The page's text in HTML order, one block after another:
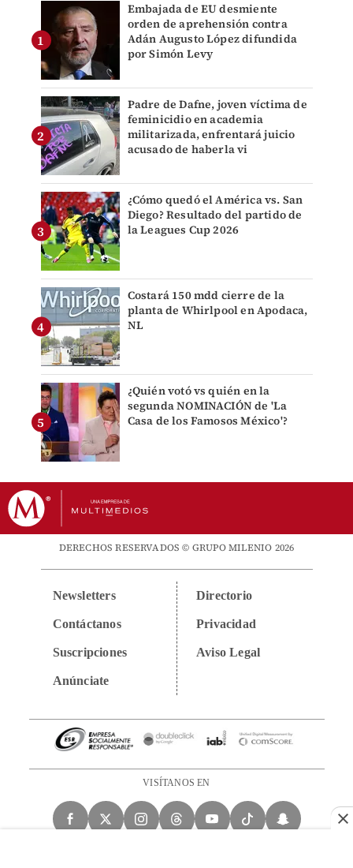
Embajada de EU desmiente
orden de aprehensión contra
Adán Augusto López difundida
por Simón Levy
Padre de Dafne, joven víctima de
feminicidio en academia
militarizada, enfrentará juicio
acusado de haberla vi
¿Cómo quedó el América vs. San
Diego? Resultado del partido de
la Leagues Cup 2026
Costará 150 mdd cierre de la
planta de Whirlpool en Apodaca,
NL
¿Quién votó vs quién en la
segunda NOMINACIÓN de 'La
Casa de los Famosos México'?
DERECHOS RESERVADOS © GRUPO MILENIO 2026
Newsletters
Contáctanos
Suscripciones
Anúnciate
Directorio
Privacidad
Aviso Legal
VISÍTANOS EN